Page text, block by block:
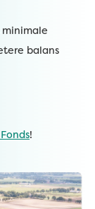
balans
!